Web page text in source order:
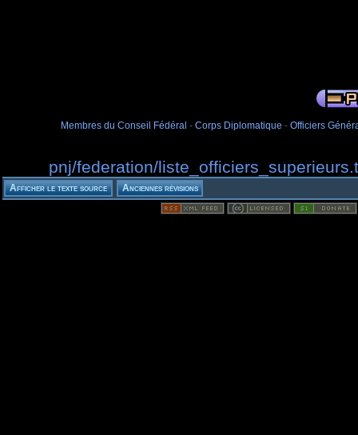
Membres du Conseil Fédéral - Corps Diplomatique - Officiers
pnj/federation/